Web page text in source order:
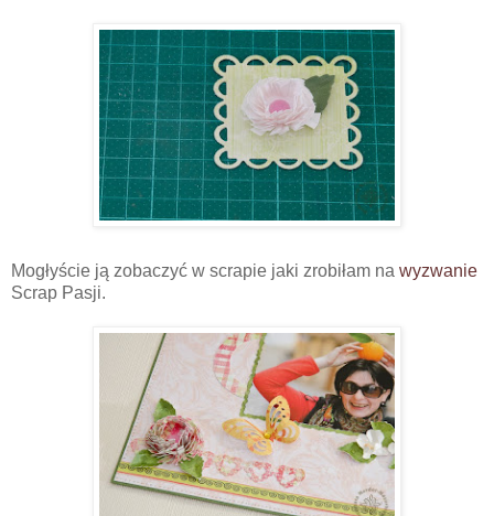
Mogłyście ją zobaczyć w scrapie jaki zrobiłam na wyzwanie
Scrap Pasji.